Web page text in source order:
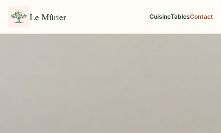
Le Mûrier CuisineTablesContact